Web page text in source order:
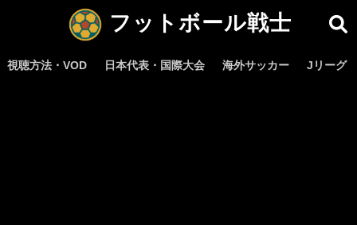
フットボール戦士
視聴方法・VOD 日本代表・国際大会 海外サッカー Jリーグ